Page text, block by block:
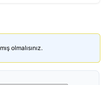
olmalısınız.